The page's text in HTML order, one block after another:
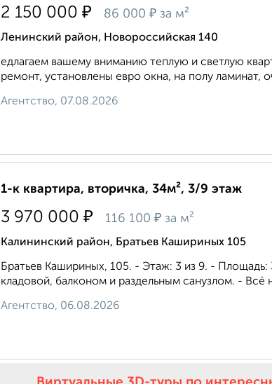
2 150 000 ₽ 86 000 ₽ за м²
Ленинский район, Новороссийская 140
едлагаем вашему вниманию теплую и светлую
ремонт, установлены евро окна, на полу
Агентство, 07.08.2026
1-к квартира, вторичка, 34м², 3/9 этаж
3 970 000 ₽ 116 100 ₽ за м²
Калининский район, Братьев Кашириных 105
Братьев Кашириных, 105. - Этаж: 3 из 9. - Площадь:
кладовой, балконом и раздельным санузлом. -
Агентство, 06.08.2026